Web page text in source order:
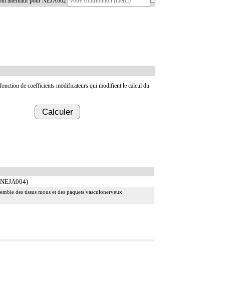
de coefficients modificateurs qui modifient le calcul du
Calculer
des tissus mous et des paquets vasculonerveux